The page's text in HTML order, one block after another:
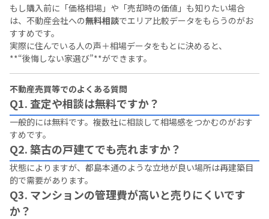
もし購入前に「価格相場」や「売却時の価値」も知りたい場合
は、不動産会社への無料相談でエリア比較データをもらうのがお
すすめです。
実際に住んでいる人の声＋相場データをもとに決めると、
**“後悔しない家選び”**ができます。
不動産売買等でのよくある質問
Q1. 査定や相談は無料ですか？
一般的には無料です。複数社に相談して相場感をつかむのがおす
すめです。
Q2. 築古の戸建てでも売れますか？
状態によりますが、都島本通のような立地が良い場所は再建築目
的で需要があります。
Q3. マンションの管理費が高いと売りにくいです
か？